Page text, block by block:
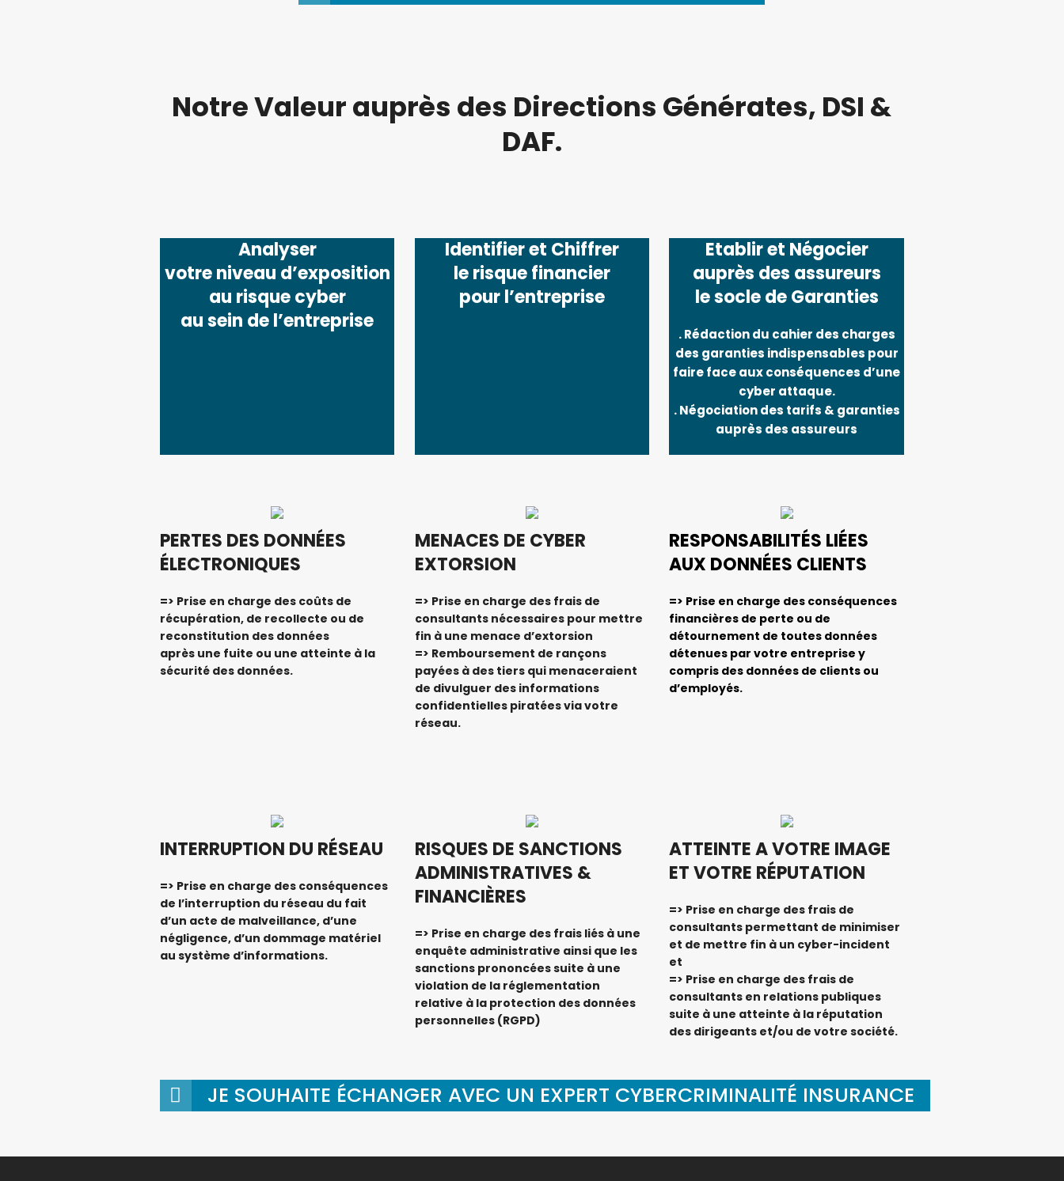
Notre Valeur auprès des Directions Générates, DSI &
DAF.
Analyser
votre niveau d’exposition
au risque cyber
au sein de l’entreprise
Identifier et Chiffrer
le risque financier
pour l’entreprise
Etablir et Négocier
auprès des assureurs
le socle de Garanties
. Rédaction du cahier des charges
des garanties indispensables pour
faire face aux conséquences d’une
cyber attaque.
. Négociation des tarifs & garanties
auprès des assureurs
PERTES DES DONNÉES
ÉLECTRONIQUES
=> Prise en charge des coûts de
récupération, de recollecte ou de
reconstitution des données
après une fuite ou une atteinte à la
sécurité des données.
MENACES DE CYBER
EXTORSION
=> Prise en charge des frais de
consultants nécessaires pour mettre
fin à une menace d’extorsion
=> Remboursement de rançons
payées à des tiers qui menaceraient
de divulguer des informations
confidentielles piratées via votre
réseau.
RESPONSABILITÉS LIÉES
AUX DONNÉES CLIENTS
=> Prise en charge des conséquences
financières de perte ou de
détournement de toutes données
détenues par votre entreprise y
compris des données de clients ou
d’employés.
INTERRUPTION DU RÉSEAU
=> Prise en charge des conséquences
de l’interruption du réseau du fait
d’un acte de malveillance, d’une
négligence, d’un dommage matériel
au système d’informations.
RISQUES DE SANCTIONS
ADMINISTRATIVES &
FINANCIÈRES
=> Prise en charge des frais liés à une
enquête administrative ainsi que les
sanctions prononcées suite à une
violation de la réglementation
relative à la protection des données
personnelles (RGPD)
ATTEINTE A VOTRE IMAGE
ET VOTRE RÉPUTATION
=> Prise en charge des frais de
consultants permettant de minimiser
et de mettre fin à un cyber-incident
et
=> Prise en charge des frais de
consultants en relations publiques
suite à une atteinte à la réputation
des dirigeants et/ou de votre société.
JE SOUHAITE ÉCHANGER AVEC UN EXPERT CYBERCRIMINALITÉ INSURANCE